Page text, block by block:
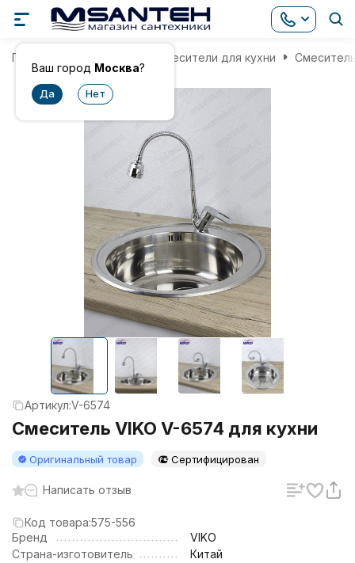
Ваш город Москва?
Главная Смесители для кухни
Артикул:V-6574
Смеситель VIKO V-6574 для кухни
Оригинальный товар Сертифицирован
Написать отзыв
Код товара:575-556
Бренд
VIKO
Страна-изготовитель
Китай